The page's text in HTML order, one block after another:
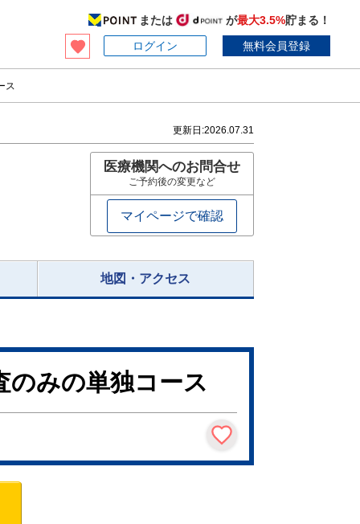
または が最大3.5%貯まる！
ログイン
無料会員登録
ス
更新日:2026.07.31
医療機関へのお問合せ
ご予約後の変更など
マイページで確認
地図・アクセス
のみの単独コース